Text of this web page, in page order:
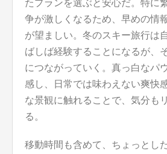
たプランを選ぶと安心だ。特に
争が激しくなるため、早めの情
が望ましい。冬のスキー旅行は
ばしば経験することになるが、
につながっていく。真っ白なパ
感し、日常では味わえない爽快
な景観に触れることで、気分も
る。
移動時間も含めて、ちょっとし